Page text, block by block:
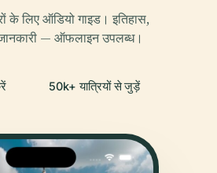
के लिए ऑडियो गाइड। इतिहास,
— ऑफलाइन उपलब्ध।
50k+ यात्रियों से जुड़ें